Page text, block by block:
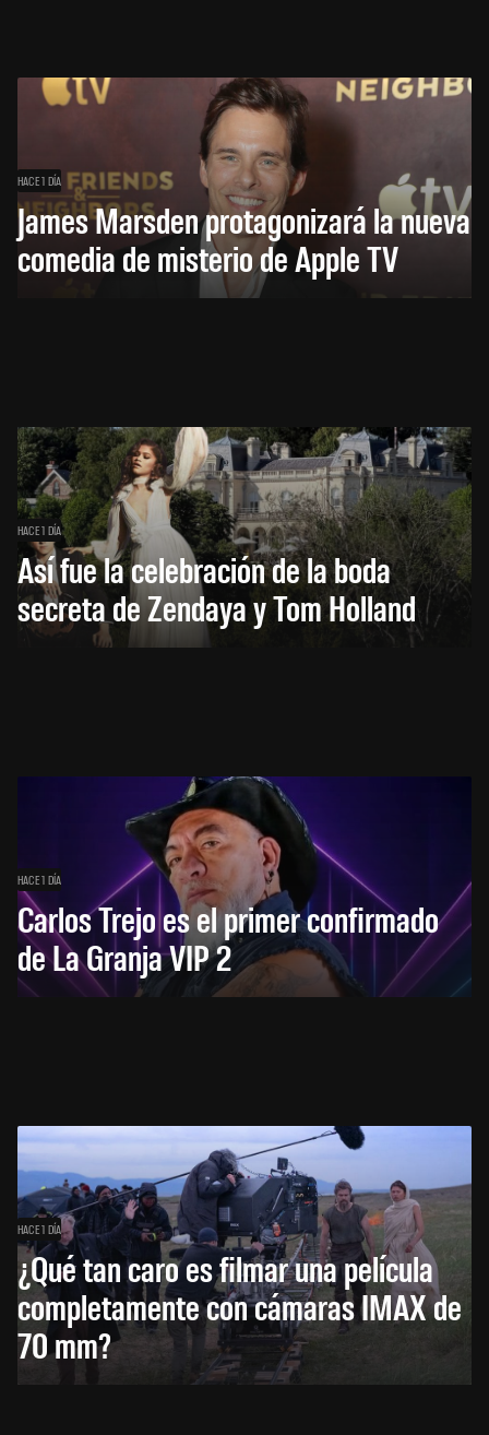
HACE 1 DÍA
James Marsden protagonizará la nueva
comedia de misterio de Apple TV
HACE 1 DÍA
Así fue la celebración de la boda
secreta de Zendaya y Tom Holland
HACE 1 DÍA
Carlos Trejo es el primer confirmado
de La Granja VIP 2
HACE 1 DÍA
¿Qué tan caro es filmar una película
completamente con cámaras IMAX de
70 mm?